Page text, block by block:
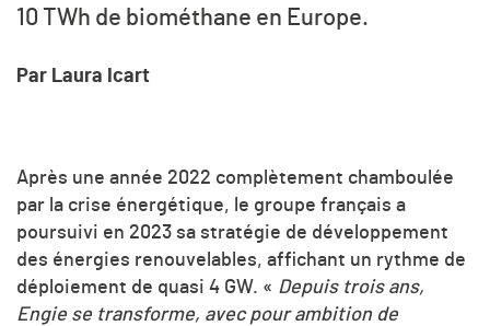
10 TWh de biométhane en Europe.
Par Laura Icart
Après une année 2022 complètement chamboulée
par la crise énergétique, le groupe français a
poursuivi en 2023 sa stratégie de développement
des énergies renouvelables, affichant un rythme de
déploiement de quasi 4 GW. « Depuis trois ans,
Engie se transforme, avec pour ambition de